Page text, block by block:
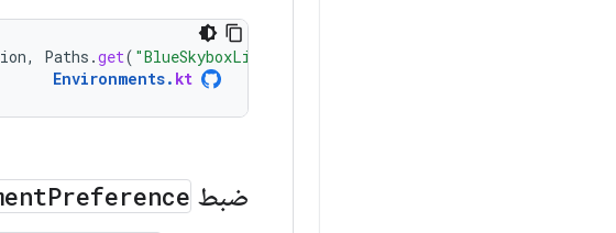
, Paths .get( "BlueSkyboxLighting.zip"
Environments. kt
ضبط Preference